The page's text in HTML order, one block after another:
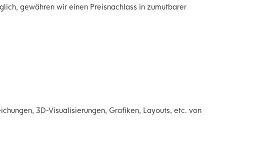
gewähren wir einen Preisnachlass in zumutbarer
3D-Visualisierungen, Grafiken, Layouts, etc. von